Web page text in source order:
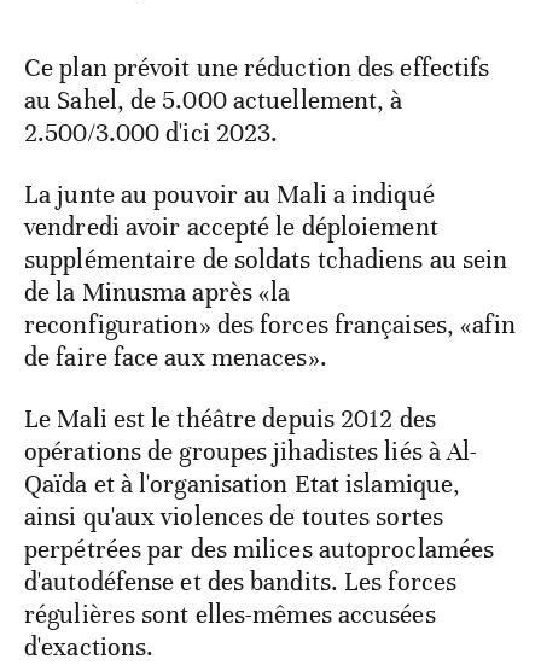
Ce plan prévoit une réduction des effectifs
au Sahel, de 5.000 actuellement, à
2.500/3.000 d'ici 2023.
La junte au pouvoir au Mali a indiqué
vendredi avoir accepté le déploiement
supplémentaire de soldats tchadiens au sein
de la Minusma après «la
reconfiguration» des forces françaises, «afin
de faire face aux menaces».
Le Mali est le théâtre depuis 2012 des
opérations de groupes jihadistes liés à Al-
Qaïda et à l'organisation Etat islamique,
ainsi qu'aux violences de toutes sortes
perpétrées par des milices autoproclamées
d'autodéfense et des bandits. Les forces
régulières sont elles-mêmes accusées
d'exactions.